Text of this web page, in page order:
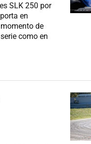
SLK 250 por
en
de
como en